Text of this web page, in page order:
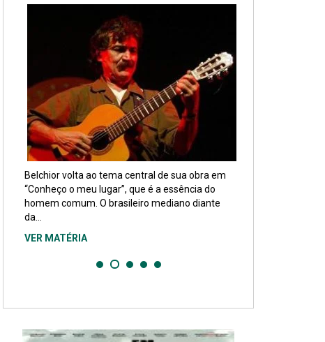
Belchior volta ao tema central de sua obra em
“Conheço o meu lugar”, que é a essência do
homem comum. O brasileiro mediano diante
da...
VER MATÉRIA